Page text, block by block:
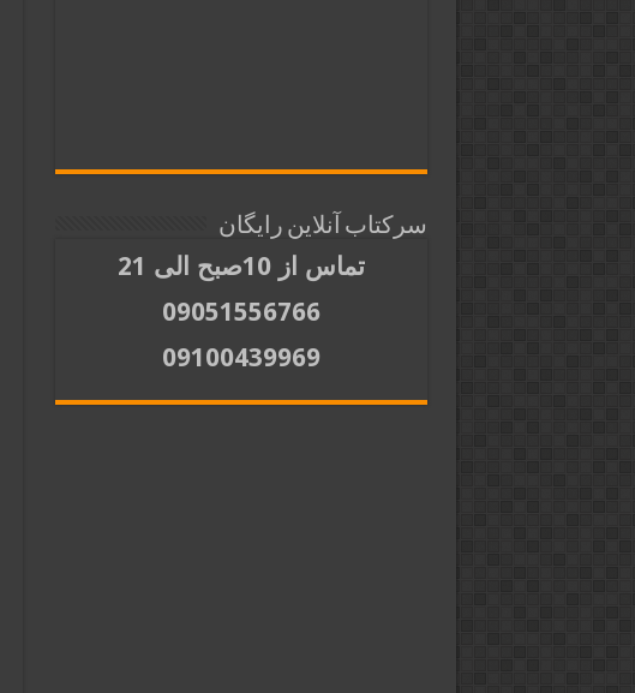
سرکتاب آنلاین رایگان
تماس از 10صبح الی 21
09051556766
09100439969